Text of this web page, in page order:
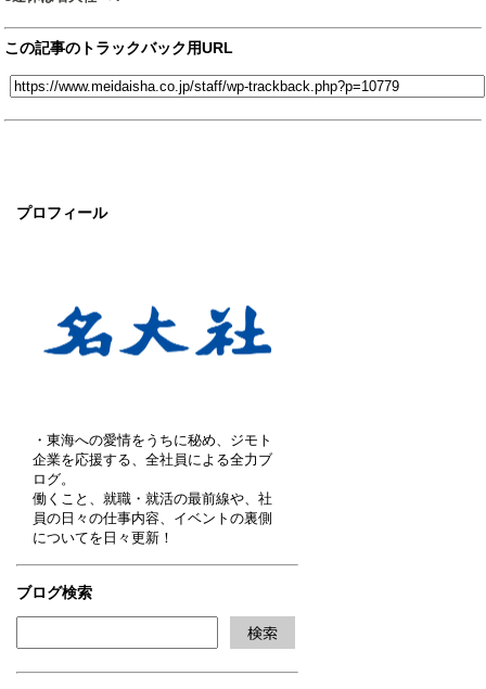
プロフィール
・東海への愛情をうちに秘め、ジモト
企業を応援する、全社員による全力ブ
ログ。
働くこと、就職・就活の最前線や、社
員の日々の仕事内容、イベントの裏側
についてを日々更新！
ブログ検索
この記事のトラックバック用URL